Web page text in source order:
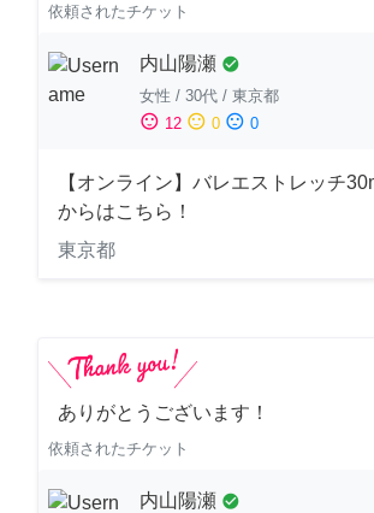
依頼されたチケット
内山陽瀬 check_circle
女性 / 30代 / 東京都
sentiment_satisfied 12 sentiment_neutral 0 sentiment_dissatisfied 0
【オンライン】バレエストレッチ
からはこちら！
東京都
ありがとうございます！
依頼されたチケット
内山陽瀬 check_circle